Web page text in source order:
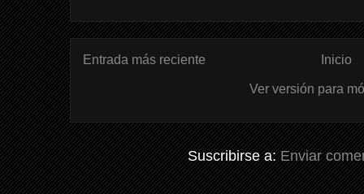
Entrada más reciente Inicio
Ver versión para
Suscribirse a:Enviar